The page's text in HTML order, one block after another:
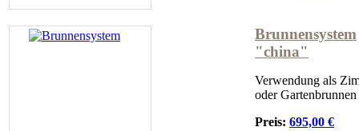
Brunnensystem
"china"
Verwendung als
oder Gartenbrunnen
Preis: 695,00 €